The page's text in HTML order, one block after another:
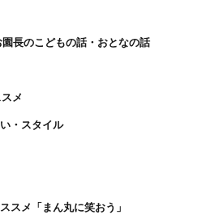
長のこどもの話・おとなの話
メ
・スタイル
スメ「まん丸に笑おう」